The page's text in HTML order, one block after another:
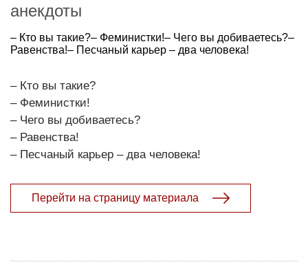
анекдоты
– Кто вы такие?– Феминистки!– Чего вы добиваетесь?–
Равенства!– Песчаный карьер – два человека!
– Кто вы такие?
– Феминистки!
– Чего вы добиваетесь?
– Равенства!
– Песчаный карьер – два человека!
Перейти на страницу материала